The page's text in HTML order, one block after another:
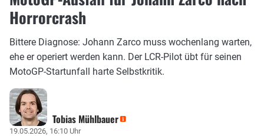
Horrorcrash
Bittere Diagnose: Johann Zarco muss wochenlang warten,
ehe er operiert werden kann. Der LCR-Pilot übt für seinen
MotoGP-Startunfall harte Selbstkritik.
Tobias Mühlbauer
19.05.2026, 16:10 Uhr